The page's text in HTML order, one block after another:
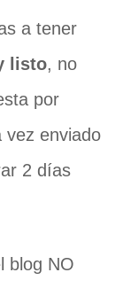
a tener
listo, no
por
vez enviado
2 días
blog NO